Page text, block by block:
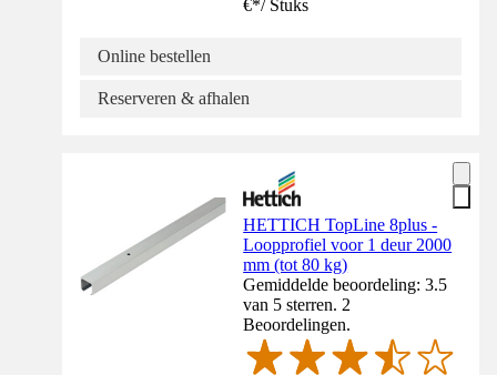
€*/ Stuks
Online bestellen
Reserveren & afhalen
HETTICH TopLine 8plus -
Loopprofiel voor 1 deur 2000
mm (tot 80 kg)
Gemiddelde beoordeling: 3.5
van 5 sterren. 2
Beoordelingen.